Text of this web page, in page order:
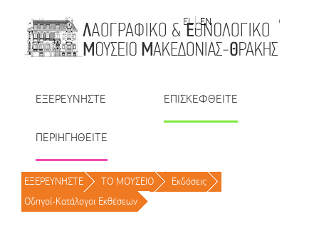
EL
EN | TR | BU | RO
ΕΞΕΡΕΥΝΗΣΤΕ ΕΠΙΣΚΕΦΘΕΙΤΕ
ΠΕΡΙΗΓΗΘΕΙΤΕ
ΕΞΕΡΕΥΝΗΣΤΕ / ΤΟ ΜΟΥΣΕΙΟ / Εκδόσεις /
Οδηγοί-Κατάλογοι Εκθέσεων /